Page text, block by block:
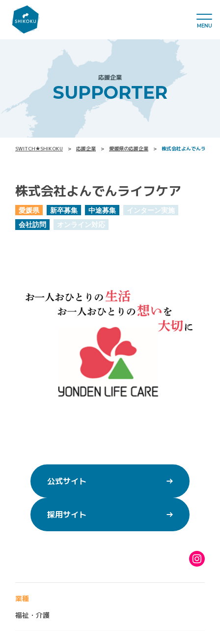
MENU
応援企業
SUPPORTER
SWITCH★SHIKOKU 応援企業 愛媛県の応援企業 株式会社よんでんライフ
株式会社よんでんライフケア
愛媛県 新卒募集 中途募集
インターン実施
会社訪問
オンライン対応
公式サイト
採用サイト
業種
福祉・介護